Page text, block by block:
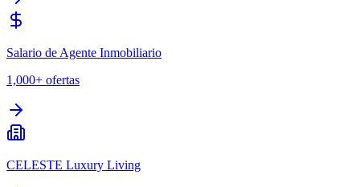
Salario de Agente Inmobiliario
1,000+ ofertas
CELESTE Luxury Living